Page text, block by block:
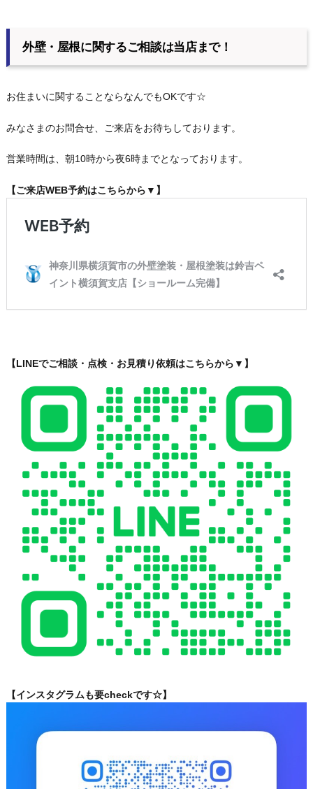
外壁・屋根に関するご相談は当店まで！
お住まいに関することならなんでもOKです☆
みなさまのお問合せ、ご来店をお待ちしております。
営業時間は、朝10時から夜6時までとなっております。
【ご来店WEB予約はこちらから▼】
【LINEでご相談・点検・お見積り依頼はこちらから▼】
【インスタグラムも要checkです☆】